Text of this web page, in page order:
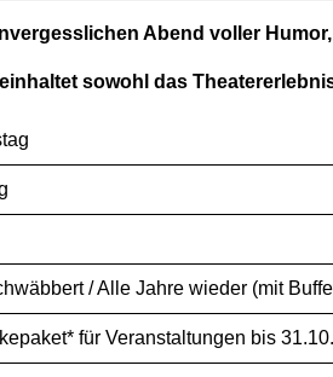
Abend voller
sowohl das
/ Alle Jahre wieder (mit
für Veranstaltungen bis